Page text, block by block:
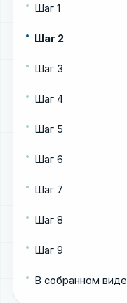
Шаг 1
Шаг 2
Шаг 3
Шаг 4
Шаг 5
Шаг 6
Шаг 7
Шаг 8
Шаг 9
В собранном виде